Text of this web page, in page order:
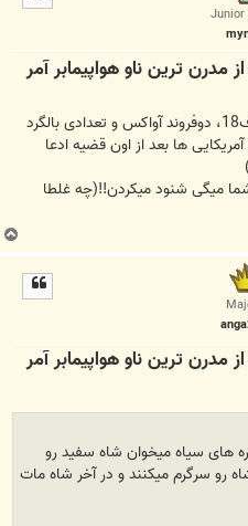
نمی دونستیم بلند شدن چندین فروند اف18، دوفروند آواکس و تعدادی بالگرد
ها بعد از اون قضیه ادعا
میگی شنود میکردن!!(چه غلطا
ب
ا
های سیاه میخوان شاه سفید رو
رو سرگرم میکنند و در آخر شاه مات